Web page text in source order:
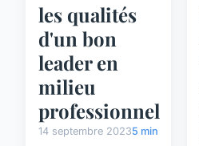
les qualités
d'un bon
leader en
milieu
professionnel
14 septembre 20235 min